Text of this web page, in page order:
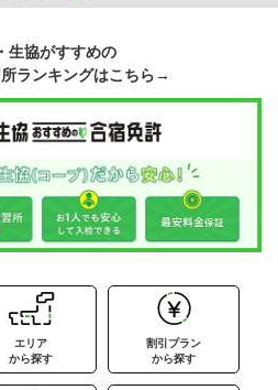
生協がすすめの
ランキングはこちら→
エリア
から探す
割引プラン
から探す